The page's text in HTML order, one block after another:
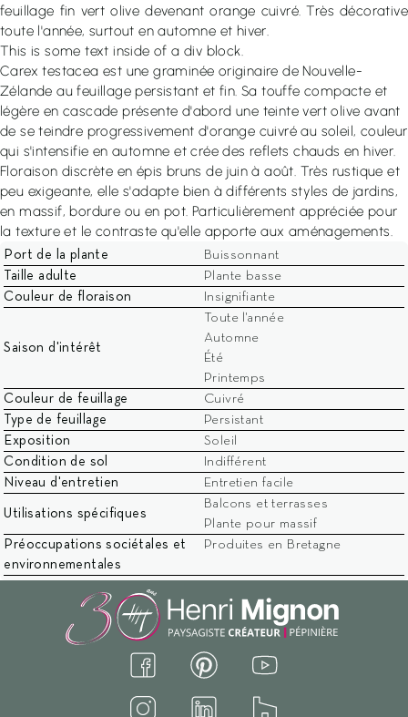
02 97 37 78 78
Ouvert du Lundi au Samedi
De 8h30 à 12h00 et de 13h30 à 18h00
Locguénolé - 56700 KERVIGNAC
Mentions légalesConfidentialitéCookies
© 2026 Henri Mignon - Réalisation David Mourré
feuillage fin vert olive devenant orange cuivré. Très décorative
toute l'année, surtout en automne et hiver.
This is some text inside of a div block.
Carex testacea est une graminée originaire de Nouvelle-
Zélande au feuillage persistant et fin. Sa touffe compacte et
légère en cascade présente d'abord une teinte vert olive avant
de se teindre progressivement d'orange cuivré au soleil, couleur
qui s'intensifie en automne et crée des reflets chauds en hiver.
Floraison discrète en épis bruns de juin à août. Très rustique et
peu exigeante, elle s'adapte bien à différents styles de jardins,
en massif, bordure ou en pot. Particulièrement appréciée pour
la texture et le contraste qu'elle apporte aux aménagements.
Port de la plante
Buissonnant
Taille adulte
Plante basse
Couleur de floraison
Insignifiante
Saison d'intérêt
Toute l'année
Automne
Été
Printemps
Couleur de feuillage
Cuivré
Type de feuillage
Persistant
Exposition
Soleil
Condition de sol
Indifférent
Niveau d'entretien
Entretien facile
Utilisations spécifiques
Balcons et terrasses
Plante pour massif
Préoccupations sociétales et
environnementales
Produites en Bretagne